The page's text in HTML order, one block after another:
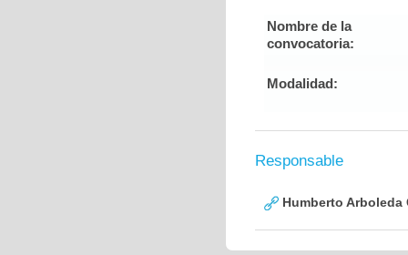
Nombre de la
convocatoria:
Modalidad:
Responsable
Humberto Arboleda